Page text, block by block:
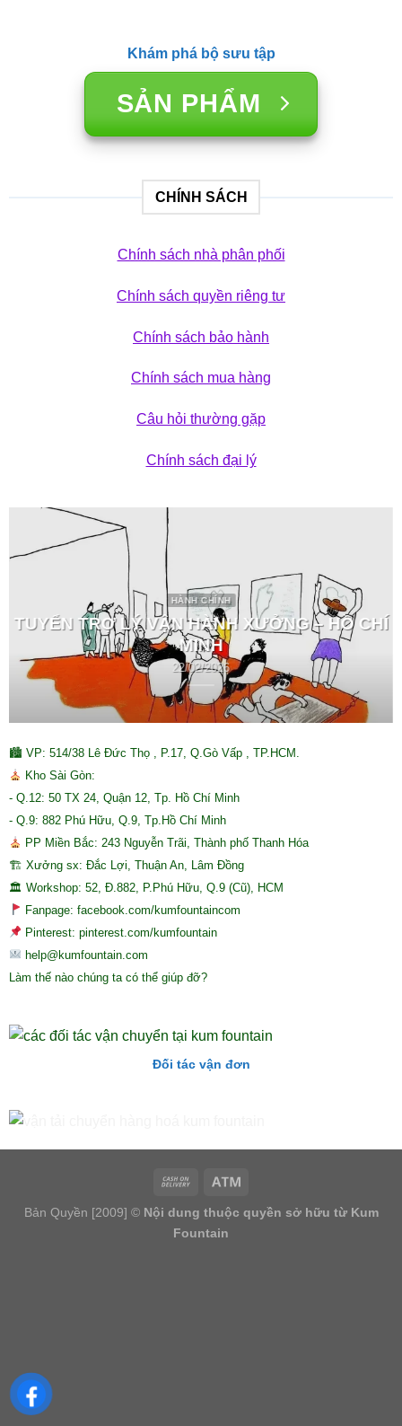
Khám phá bộ sưu tập
SẢN PHẨM
CHÍNH SÁCH
Chính sách nhà phân phối
Chính sách quyền riêng tư
Chính sách bảo hành
Chính sách mua hàng
Câu hỏi thường gặp
Chính sách đại lý
HÀNH CHÍNH
TUYỂN TRỢ LÝ VẬN HÀNH XƯỞNG – HỒ CHÍ
MINH
22/02/2026
🏙 VP: 514/38 Lê Đức Thọ , P.17, Q.Gò Vấp , TP.HCM.
Kho Sài Gòn:
- Q.12: 50 TX 24, Quận 12, Tp. Hồ Chí Minh
- Q.9: 882 Phú Hữu, Q.9, Tp.Hồ Chí Minh
PP Miền Bắc: 243 Nguyễn Trãi, Thành phố Thanh Hóa
🏗 Xưởng sx: Đắc Lợi, Thuận An, Lâm Đồng
🏛 Workshop: 52, Đ.882, P.Phú Hữu, Q.9 (Cũ), HCM
Fanpage: facebook.com/kumfountaincom
Pinterest: pinterest.com/kumfountain
help@kumfountain.com
Làm thế nào chúng ta có thể giúp đỡ?
Đối tác vận đơn
Bản Quyền [2009] © Nội dung thuộc quyền sở hữu từ Kum
Fountain